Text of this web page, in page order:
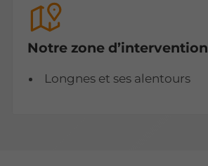
Notre zone d’intervention
Longnes et ses alentours